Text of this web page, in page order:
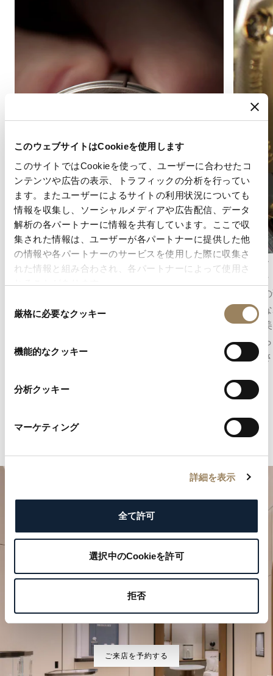
このウェブサイトはCookieを使用します
このサイトではCookieを使って、ユーザーに合わせたコ
ンテンツや広告の表示、トラフィックの分析を行ってい
ます。またユーザーによるサイトの利用状況についても
情報を収集し、ソーシャルメディアや広告配信、データ
解析の各パートナーに情報を共有しています。ここで収
集された情報は、ユーザーが各パートナーに提供した他
の情報や各パートナーのサービスを使用した際に収集さ
れた情報と組み合わされ、各パートナーによって使用さ
れることがあります。
厳格に必要なクッキー
機能的なクッキー
分析クッキー
マーケティング
詳細を表示
全て許可
選択中のCookieを許可
拒否
アングラージュ
アングラージュは、ムーブメントの部品のエッ
上げ技法です。磨き上げられた面が光を美しく
します。
コート
コート
メント
伝統的
表面に
めなが
な美し
特別なひとときを計画する
ブレゲの時計作品をぜひブティックでご覧ください。
ご来店を予約する